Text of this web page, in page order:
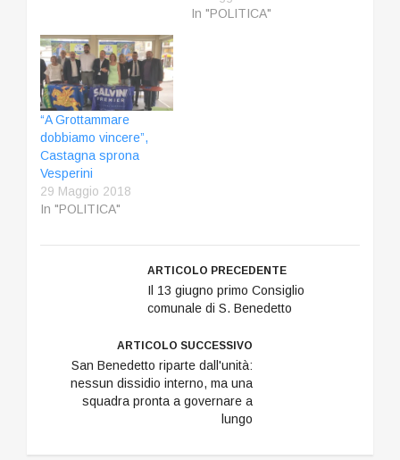
In "POLITICA"
“A Grottammare
dobbiamo vincere”,
Castagna sprona
Vesperini
29 Maggio 2018
In "POLITICA"
ARTICOLO PRECEDENTE
Il 13 giugno primo Consiglio
comunale di S. Benedetto
ARTICOLO SUCCESSIVO
San Benedetto riparte dall'unità:
nessun dissidio interno, ma una
squadra pronta a governare a
lungo